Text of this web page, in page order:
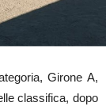
Girone A,
classifica, dopo